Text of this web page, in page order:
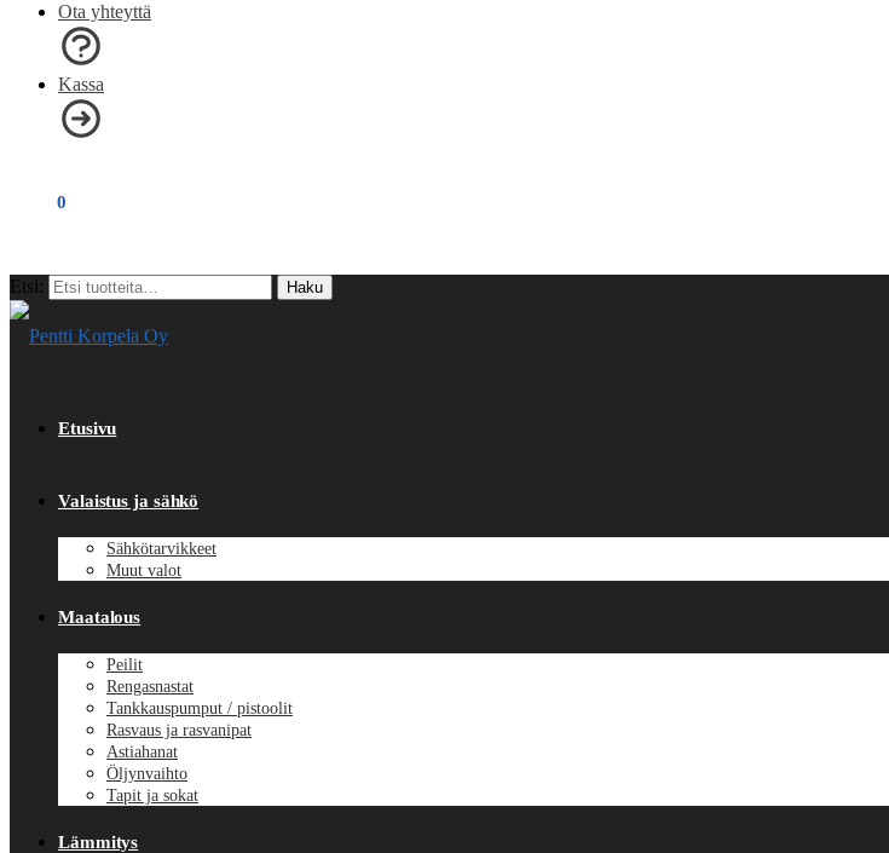
Ota yhteyttä
Kassa
0
Etsi: Haku
Etusivu
Valaistus ja sähkö
Sähkötarvikkeet
Muut valot
Maatalous
Peilit
Rengasnastat
Tankkauspumput / pistoolit
Rasvaus ja rasvanipat
Astiahanat
Öljynvaihto
Tapit ja sokat
Lämmitys